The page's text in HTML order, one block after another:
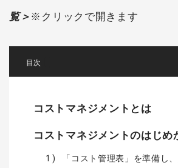
覧＞※クリックで開きます
コストマネジメントとは
コストマネジメントのはじめ
1) 「コスト管理表」を準備し